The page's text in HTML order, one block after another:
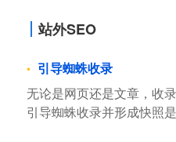
站外SEO
引导蜘蛛收录
无论是网页还是文章，收
引导蜘蛛收录并形成快照